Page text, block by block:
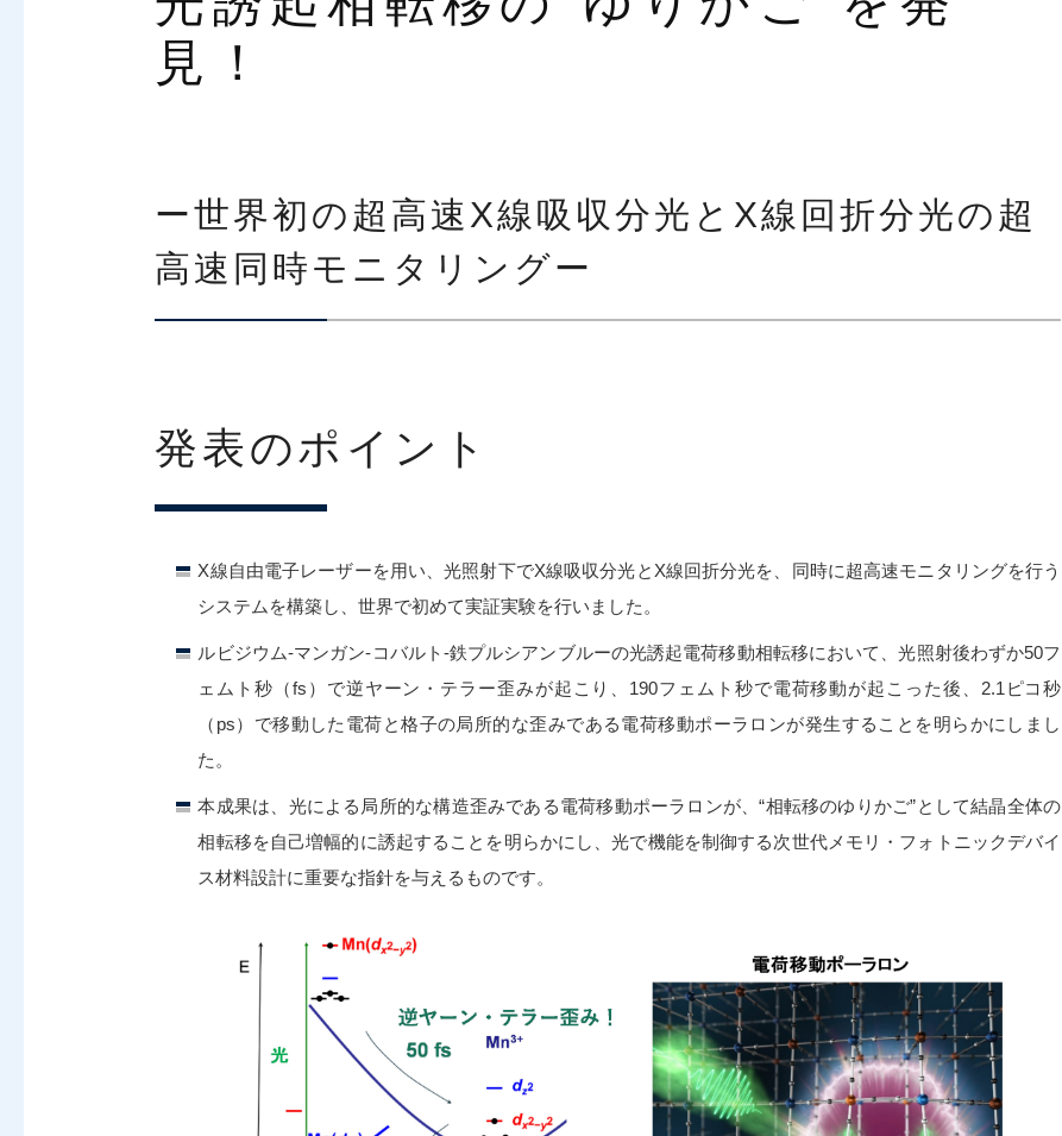
見！
ー世界初の超高速X線吸収分光とX線回折分光の超
高速同時モニタリングー
発表のポイント
X線自由電子レーザーを用い、光照射下でX線吸収分光とX線回折分光を、同時に超高速モニタリングを行う
システムを構築し、世界で初めて実証実験を行いました。
ルビジウム-マンガン-コバルト-鉄プルシアンブルーの光誘起電荷移動相転移において、光照射後わずか50フ
ェムト秒（fs）で逆ヤーン・テラー歪みが起こり、190フェムト秒で電荷移動が起こった後、2.1ピコ秒
（ps）で移動した電荷と格子の局所的な歪みである電荷移動ポーラロンが発生することを明らかにしまし
た。
本成果は、光による局所的な構造歪みである電荷移動ポーラロンが、“相転移のゆりかご”として結晶全体の
相転移を自己増幅的に誘起することを明らかにし、光で機能を制御する次世代メモリ・フォトニックデバイ
ス材料設計に重要な指針を与えるものです。